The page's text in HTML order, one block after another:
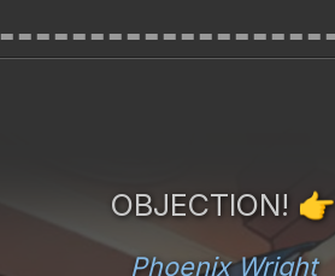
OBJECTION! 👉
Phoenix Wright